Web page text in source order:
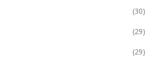
(30)
(29)
(29)